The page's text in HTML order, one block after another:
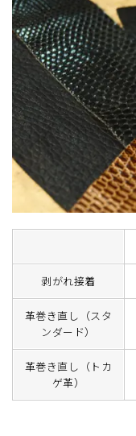
剥がれ接着
革巻き直し（スタ
ンダード）
革巻き直し（トカ
ゲ革）